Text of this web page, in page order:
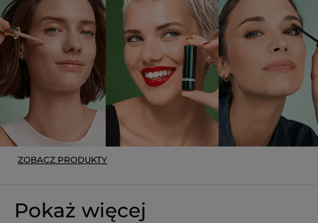
ZOBACZ PRODUKTY
Pokaż więcej